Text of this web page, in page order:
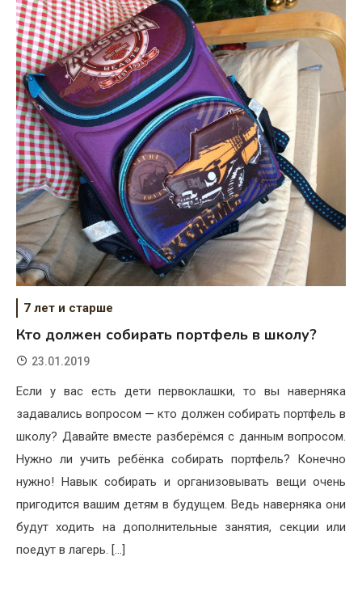
7 лет и старше
Кто должен собирать портфель в школу?
23.01.2019
Если у вас есть дети первоклашки, то вы наверняка
задавались вопросом — кто должен собирать портфель в
школу? Давайте вместе разберёмся с данным вопросом.
Нужно ли учить ребёнка собирать портфель? Конечно
нужно! Навык собирать и организовывать вещи очень
пригодится вашим детям в будущем. Ведь наверняка они
будут ходить на дополнительные занятия, секции или
поедут в лагерь. […]